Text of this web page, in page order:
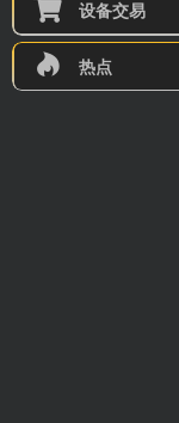
设备交易
热点